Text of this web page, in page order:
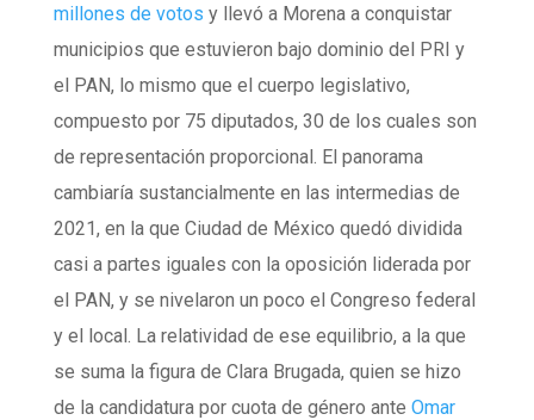
millones de votos y llevó a Morena a conquistar
municipios que estuvieron bajo dominio del PRI y
el PAN, lo mismo que el cuerpo legislativo,
compuesto por 75 diputados, 30 de los cuales son
de representación proporcional. El panorama
cambiaría sustancialmente en las intermedias de
2021, en la que Ciudad de México quedó dividida
casi a partes iguales con la oposición liderada por
el PAN, y se nivelaron un poco el Congreso federal
y el local. La relatividad de ese equilibrio, a la que
se suma la figura de Clara Brugada, quien se hizo
de la candidatura por cuota de género ante Omar